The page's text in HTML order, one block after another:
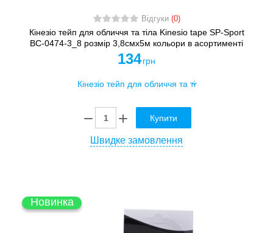
Відгуки (0)
Кінезіо тейп для обличчя та тіла Kinesio tape SP-Sport
BC-0474-3_8 розмір 3,8смх5м кольори в асортименті
134 грн
Купити
Швидке замовлення
Новинка